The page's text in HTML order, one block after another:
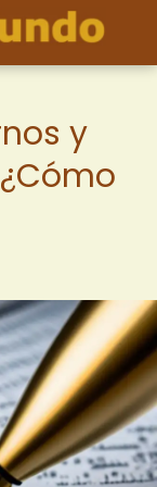
y